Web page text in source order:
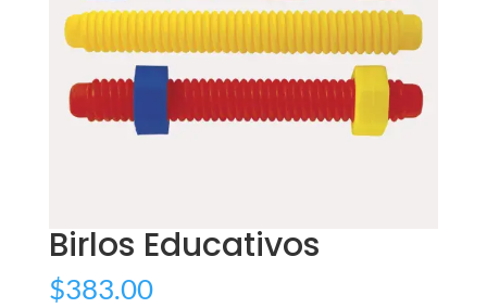
Birlos Educativos
$383.00